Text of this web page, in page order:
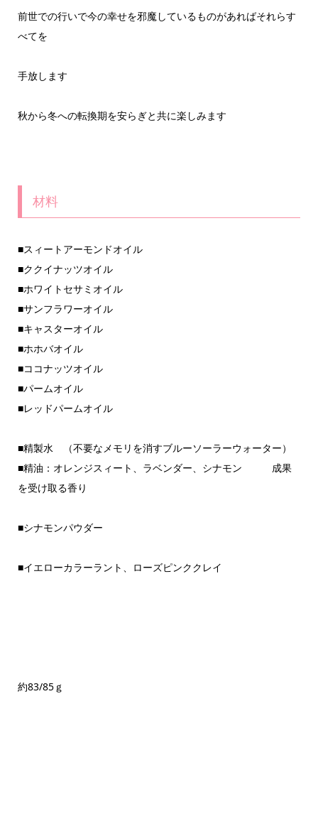
前世での行いで今の幸せを邪魔しているものがあればそれらす
べてを
手放します
秋から冬への転換期を安らぎと共に楽しみます
材料
■スィートアーモンドオイル
■ククイナッツオイル
■ホワイトセサミオイル
■サンフラワーオイル
■キャスターオイル
■ホホバオイル
■ココナッツオイル
■パームオイル
■レッドパームオイル
■精製水 （不要なメモリを消すブルーソーラーウォーター）
■精油：オレンジスィート、ラベンダー、シナモン 成果
を受け取る香り
■シナモンパウダー
■イエローカラーラント、ローズピンククレイ
約83/85ｇ